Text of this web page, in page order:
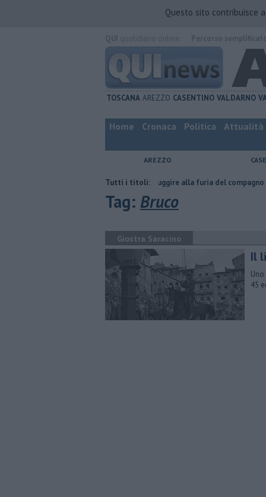
Questo sito contribuisce
TOSCANA AREZZO CASENTINO VALDARNO
Home Cronaca Politica Attualità
AREZZO
Tutti i titoli:
Nascosta in un bar per sfuggire alla furia del compagno ​Tutte
Tag: Bruco
Giostra Saracino
Il
45